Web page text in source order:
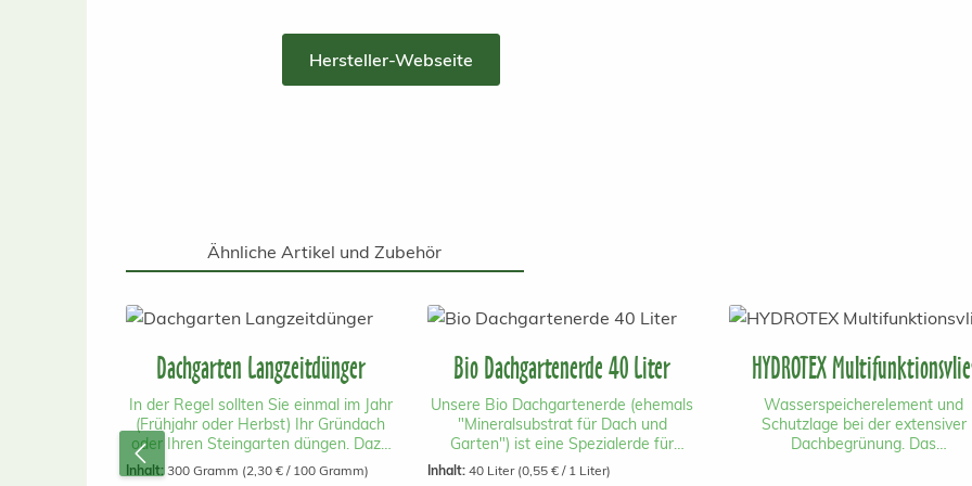
Hersteller-Webseite
Ähnliche Artikel und Zubehör
Produktgalerie überspringen
Dachgarten Langzeitdünger
In der Regel sollten Sie einmal im Jahr
(Frühjahr oder Herbst) Ihr Gründach
oder Ihren Steingarten düngen. Dazu
verwenden Sie ausschließlich eine
Inhalt:300 Gramm (2,30 € / 100 Gramm)
Bio Dachgartenerde 40 Liter
Unsere Bio Dachgartenerde (ehemals
"Mineralsubstrat für Dach und
Garten") ist eine Spezialerde für
extensive und einfach intensive, hohe
Inhalt: 40 Liter (0,55 € / 1 Liter)
HYDROTEX
Wasserspeicherelement und
Schutzlage bei der extensiver
Dachbegrünung. Das